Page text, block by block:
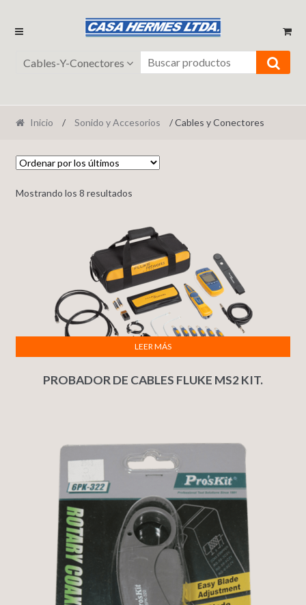
Ir
Ir
contenido
Cables-Y-Conectores
Inicio / Sonido y Accesorios / Cables y Conectores
Mostrando los 8 resultados
PROBADOR DE CABLES FLUKE MS2 KIT.
LEER MÁS